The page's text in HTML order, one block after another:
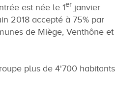
est née le 1er janvier
2018 accepté à 75% par
de Miège, Venthône et
plus de 4'700 habitants